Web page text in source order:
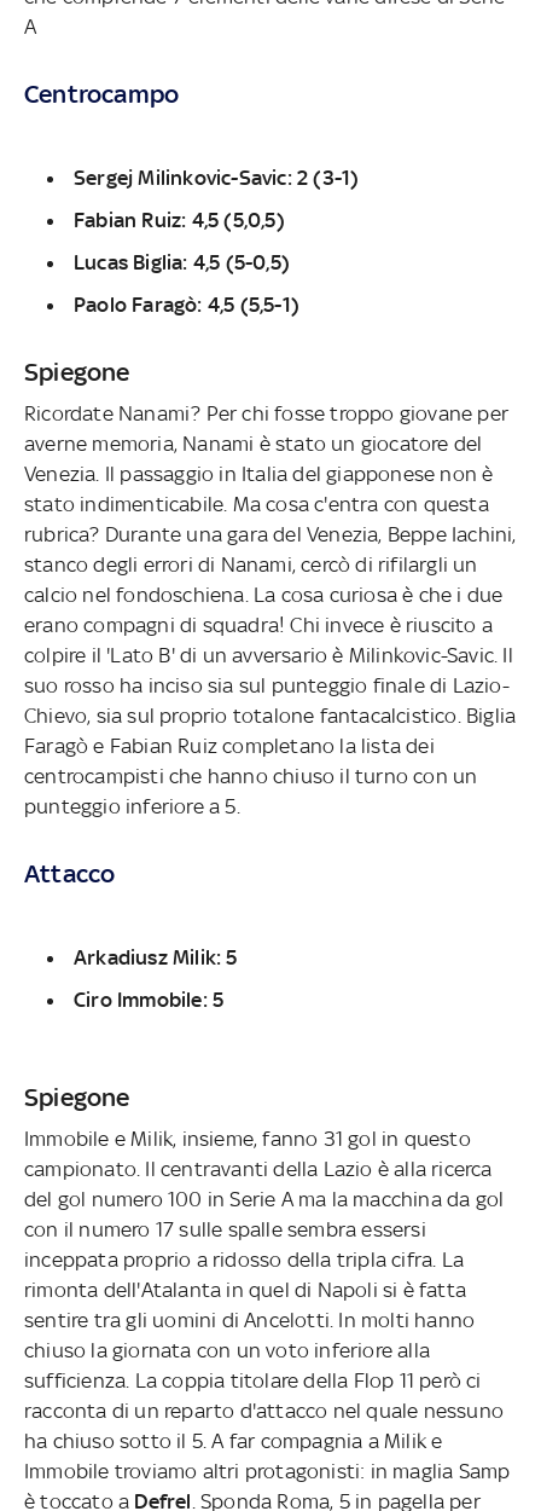
A
Centrocampo
Sergej Milinkovic-Savic: 2 (3-1)
Fabian Ruiz: 4,5 (5,0,5)
Lucas Biglia: 4,5 (5-0,5)
Paolo Faragò: 4,5 (5,5-1)
Spiegone
Ricordate Nanami? Per chi fosse troppo giovane per
averne memoria, Nanami è stato un giocatore del
Venezia. Il passaggio in Italia del giapponese non è
stato indimenticabile. Ma cosa c'entra con questa
rubrica? Durante una gara del Venezia, Beppe Iachini,
stanco degli errori di Nanami, cercò di rifilargli un
calcio nel fondoschiena. La cosa curiosa è che i due
erano compagni di squadra! Chi invece è riuscito a
colpire il 'Lato B' di un avversario è Milinkovic-Savic. Il
suo rosso ha inciso sia sul punteggio finale di Lazio-
Chievo, sia sul proprio totalone fantacalcistico. Biglia
Faragò e Fabian Ruiz completano la lista dei
centrocampisti che hanno chiuso il turno con un
punteggio inferiore a 5.
Attacco
Arkadiusz Milik: 5
Ciro Immobile: 5
Spiegone
Immobile e Milik, insieme, fanno 31 gol in questo
campionato. Il centravanti della Lazio è alla ricerca
del gol numero 100 in Serie A ma la macchina da gol
con il numero 17 sulle spalle sembra essersi
inceppata proprio a ridosso della tripla cifra. La
rimonta dell'Atalanta in quel di Napoli si è fatta
sentire tra gli uomini di Ancelotti. In molti hanno
chiuso la giornata con un voto inferiore alla
sufficienza. La coppia titolare della Flop 11 però ci
racconta di un reparto d'attacco nel quale nessuno
ha chiuso sotto il 5. A far compagnia a Milik e
Immobile troviamo altri protagonisti: in maglia Samp
è toccato a Defrel . Sponda Roma, 5 in pagella per